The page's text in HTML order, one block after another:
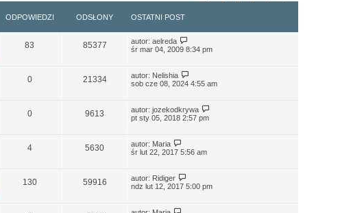
ODPOWIEDZI ODSŁONY OSTATNI POST
83 85377 autor: aelreda
śr mar 04, 2009 8:34 pm
0 21334 autor: Nelishia
sob cze 08, 2024 4:55 am
0 9613 autor: jozekodkrywa
pt sty 05, 2018 2:57 pm
4 5630 autor: Maria
śr lut 22, 2017 5:56 am
130 59916 autor: Ridiger
ndz lut 12, 2017 5:00 pm